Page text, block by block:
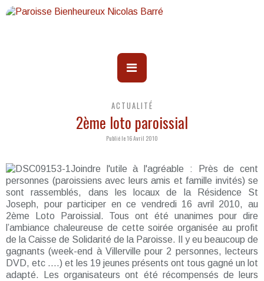
ACTUALITÉ
2ème loto paroissial
Publié le 16 Avril 2010
Joindre l'utile à l'agréable : Près de cent
personnes (paroissiens avec leurs amis et famille invités) se
sont rassemblés, dans les locaux de la Résidence St
Joseph, pour participer en ce vendredi 16 avril 2010, au
2ème Loto Paroissial. Tous ont été unanimes pour dire
l’ambiance chaleureuse de cette soirée organisée au profit
de la Caisse de Solidarité de la Paroisse. Il y eu beaucoup de
gagnants (week-end à Villerville pour 2 personnes, lecteurs
DVD, etc ….) et les 19 jeunes présents ont tous gagné un lot
adapté. Les organisateurs ont été récompensés de leurs